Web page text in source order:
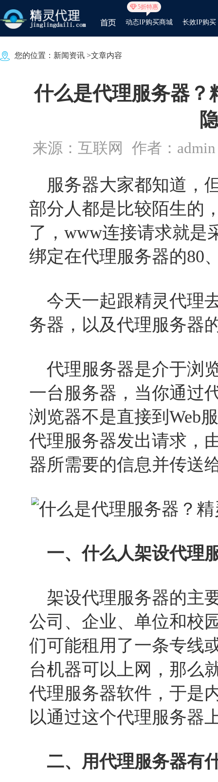
5折特惠
动态IP购买商城 长效IP购买
您的位置： 新闻资讯 >文章内容
什么是代理服务器？
来源：互联网 作者：admin
服务器大家都知道，
部分人都是比较陌生的
了，www连接请求就是
绑定在代理服务器的80
今天一起跟精灵代理
务器，以及代理服务器
代理服务器是介于浏
一台服务器，当你通过
浏览器不是直接到Web
代理服务器发出请求，
器所需要的信息并传送
一、什么人架设代理
架设代理服务器的主
公司、企业、单位和校
们可能租用了一条专线
台机器可以上网，那么
代理服务器软件，于是
以通过这个代理服务器
二、用代理服务器有